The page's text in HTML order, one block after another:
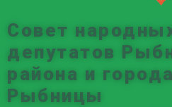
Совет
депутатов
района и города
Рыбницы